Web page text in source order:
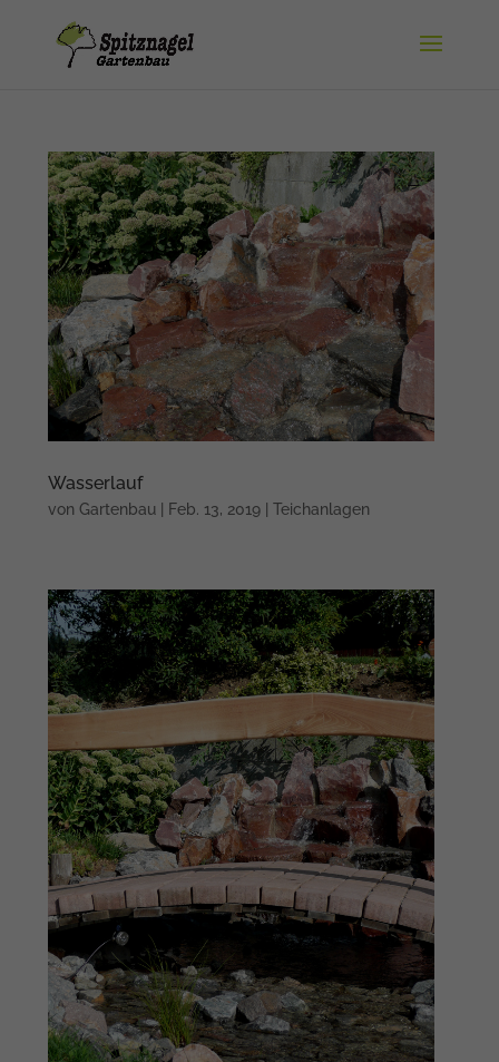
Wasserlauf
vonGartenbau Feb. 13, 2019 |Teichanlagen